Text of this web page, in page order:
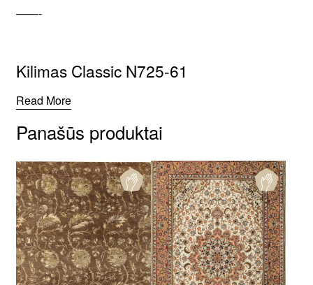
——-
Kilimas Classic N725-61
Read More
Panašūs produktai